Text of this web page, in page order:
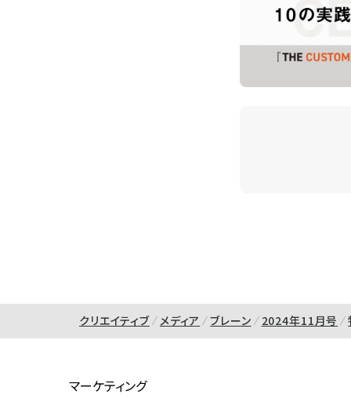
クリエイティブ メディア ブレーン 2024年11月号
マーケティング